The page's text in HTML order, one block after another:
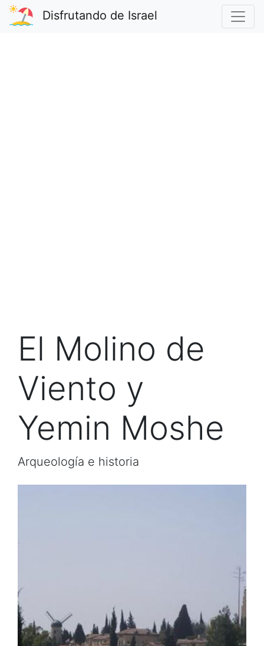
Disfrutando de Israel
El Molino de
Viento y
Yemin Moshe
Arqueología e historia